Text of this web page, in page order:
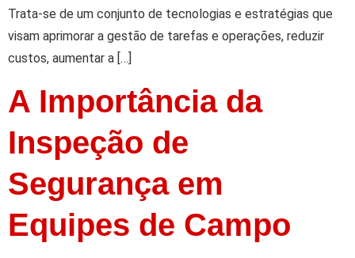
Trata-se de um conjunto de tecnologias e estratégias que
visam aprimorar a gestão de tarefas e operações, reduzir
custos, aumentar a […]
A Importância da
Inspeção de
Segurança em
Equipes de Campo